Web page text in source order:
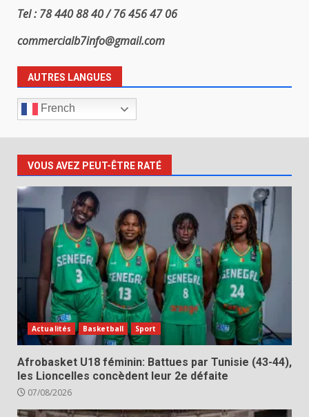
Tel : 78 440 88 40 / 76 456 47 06
commercialb7info@gmail.com
AUTRES LANGUES
French
VOUS AVEZ PEUT-ÊTRE RATÉ
Actualités Basketball Sport
Afrobasket U18 féminin: Battues par Tunisie (43-44),
les Lioncelles concèdent leur 2e défaite
07/08/2026